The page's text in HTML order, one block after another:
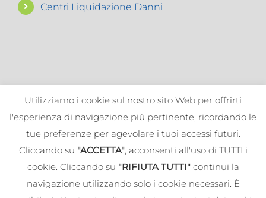
Centri Liquidazione Danni
© 2019-2026 ALBA SIMONE E FERRONI STEFANO SNC - All
Utilizziamo i cookie sul nostro sito Web per offrirti
l'esperienza di navigazione più pertinente, ricordando le
tue preferenze per agevolare i tuoi accessi futuri.
Cliccando su "ACCETTA", acconsenti all'uso di TUTTI i
cookie. Cliccando su "RIFIUTA TUTTI"continui la
navigazione utilizzando solo i cookie necessari. È